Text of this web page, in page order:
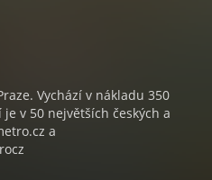
Vychází v nákladu 350
v 50 největších českých a
a